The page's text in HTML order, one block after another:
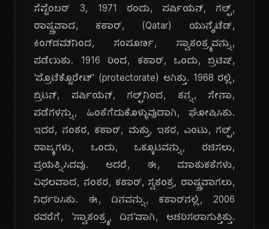
ಸೆಪ್ಟೆಂಬರ್ 3, 1971 ರಂದು, ಪರ್ಷಿಯನ್, ಗಲ್ಫ್,
ರಾಷ್ಟ್ರವಾದ, ಕತಾರ್, (Qatar) ಯುನೈಟೆಡ್,
ಕಿಂಗ್‌ಡಮ್‌ನಿಂದ, ಸಂಪೂರ್ಣ, ಸ್ವಾತಂತ್ರ್ಯವನ್ನು,
ಪಡೆಯಿತು. 1916 ರಿಂದ, ಕತಾರ್, ಒಂದು, ಬ್ರಿಟಿಷ್,
'ಪ್ರೊಟೆಕ್ಟೊರೇಟ್' (protectorate) ಆಗಿತ್ತು. 1968 ರಲ್ಲಿ,
ಬ್ರಿಟನ್, ಪರ್ಷಿಯನ್, ಗಲ್ಫ್‌ನಿಂದ, ತನ್ನ, ಸೇನಾ,
ಪಡೆಗಳನ್ನು, ಹಿಂತೆಗೆದುಕೊಳ್ಳುವುದಾಗಿ, ಘೋಷಿಸಿತು.
ಇದರ, ನಂತರ, ಕತಾರ್, ಮತ್ತು, ಇತರ, ಎಂಟು, ಗಲ್ಫ್,
ರಾಜ್ಯಗಳು, ಒಂದು, ಒಕ್ಕೂಟವನ್ನು, ರಚಿಸಲು,
ಪ್ರಯತ್ನಿಸಿದವು. ಆದರೆ, ಈ, ಮಾತುಕತೆಗಳು,
ವಿಫಲವಾದ, ನಂತರ, ಕತಾರ್, ಸ್ವತಂತ್ರ, ರಾಷ್ಟ್ರವಾಗಲು,
ನಿರ್ಧರಿಸಿತು. ಈ, ದಿನವನ್ನು, ಕತಾರ್‌ನಲ್ಲಿ, 2006
ರವರೆಗೆ, 'ಸ್ವಾತಂತ್ರ್ಯ, ದಿನ'ವಾಗಿ, ಆಚರಿಸಲಾಗುತ್ತಿತ್ತು.